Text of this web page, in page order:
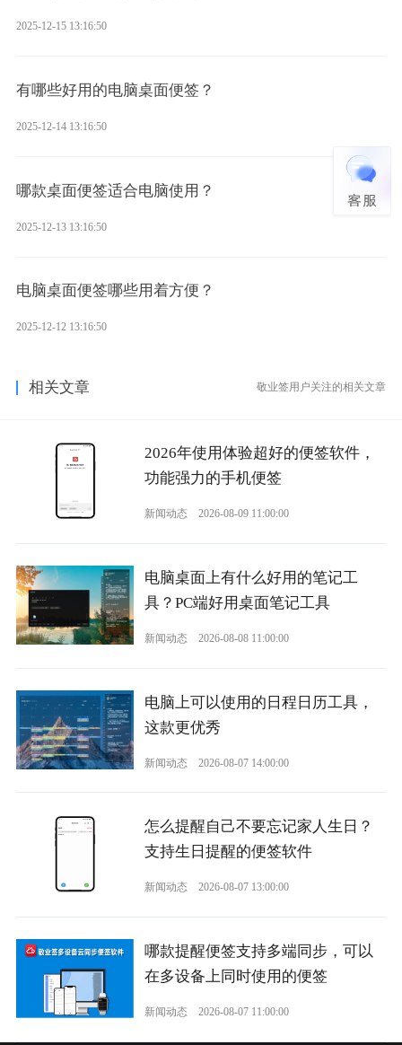
2025-12-15 13:16:50
有哪些好用的电脑桌面便签？
2025-12-14 13:16:50
哪款桌面便签适合电脑使用？
2025-12-13 13:16:50
电脑桌面便签哪些用着方便？
2025-12-12 13:16:50
相关文章 敬业签用户关注的相关文章
2026年使用体验超好的便签软件，
功能强力的手机便签
新闻动态 2026-08-09 11:00:00
电脑桌面上有什么好用的笔记工
具？PC端好用桌面笔记工具
新闻动态 2026-08-08 11:00:00
电脑上可以使用的日程日历工具，
这款更优秀
新闻动态 2026-08-07 14:00:00
怎么提醒自己不要忘记家人生日？
支持生日提醒的便签软件
新闻动态 2026-08-07 13:00:00
哪款提醒便签支持多端同步，可以
在多设备上同时使用的便签
新闻动态 2026-08-07 11:00:00